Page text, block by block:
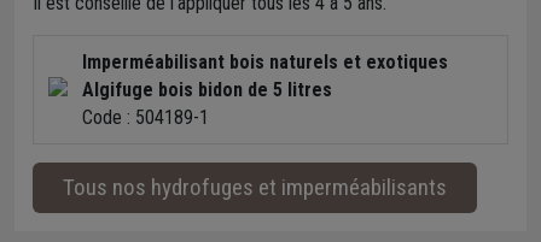
Imperméabilisant bois naturels et exotiques
Algifuge bois bidon de 5 litres
Code : 504189-1
Tous nos hydrofuges et imperméabilisants